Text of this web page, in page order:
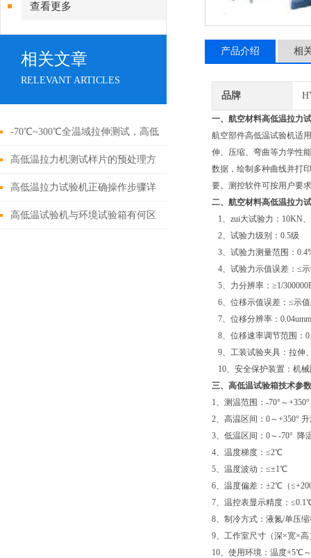
查看更多
相关文章
RELEVANT ARTICLES
-70℃~300℃全温域拉伸测试，高低
温拉力机操作规范详解
高低温拉力机测试样片的预处理方
法
高低温拉力试验机正确操作步骤详
解
高低温试验机与环境试验箱有何区
产品介绍 相
品牌
一、航空材料高低温拉力
航空部件高低温试验机适
伸、压缩、弯曲等力学性
数据，绘制多种曲线并打
要。测控软件可按用户
二、航空材料高低温拉力
1、zui大试验力：10KN
2、试验力级别：0.5级
3、试验力测量范围：
4、试验力示值误差：≤
5、力分辨率：≥1/
6、位移示值误差：≤示
7、位移分辨率：0.04umm
8、位移速率调节范围：
9、工装试验夹具：拉伸
10、安全保护装置：机
三、高低温试验箱技术参数
1、测温范围：-70°～
2、高温区间：0～+350°
3、低温区间：0～-70° 降
4、温度梯度
5、温度波动：≤±1℃
6、温度偏差：±2℃（
7、温控表显示精度：
8、制冷方式：液氮/单压
9、工作室尺寸（深×宽×高
10、使用环境：温度+5℃